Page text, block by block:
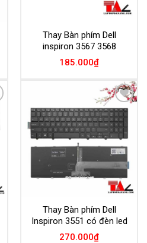
Thay Bàn phím Dell
inspiron 3567 3568
185.000₫
Add to
Wishlist
Thay Bàn phím Dell
Inspiron 3551 có đèn led
270.000₫